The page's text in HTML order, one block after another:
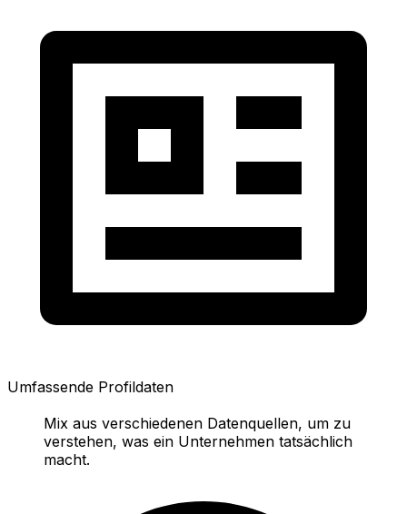
Umfassende Profildaten
Mix aus verschiedenen Datenquellen, um zu
verstehen, was ein Unternehmen tatsächlich
macht.